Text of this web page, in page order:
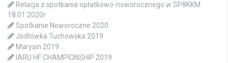
Relacja z spotkania opłatkowo-noworocznego w SP8KKM
18.01.2020r
Spotkanie Noworoczne 2020
Jodłówka Tuchowska 2019
Marysin 2019 …
IARU HF CHAMPIONSHIP 2019